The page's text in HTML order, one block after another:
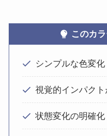
このカ
シンプルな色変化
視覚的インパクト
状態変化の明確化